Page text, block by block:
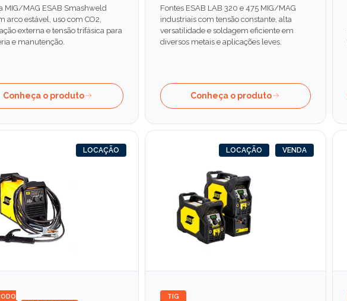
MIG/MAG ESAB Smashweld
arco estável, uso com CO2,
externa e tensão trifásica para
e manutenção.
Conheça o produto
Fontes ESAB LAB 320 e 475 MIG/MAG
industriais com tensão constante, alta
versatilidade e soldagem eficiente em
diversos metais e aplicações leves.
Conheça o produto
LOCAÇÃO LOCAÇÃO VENDA
TIG